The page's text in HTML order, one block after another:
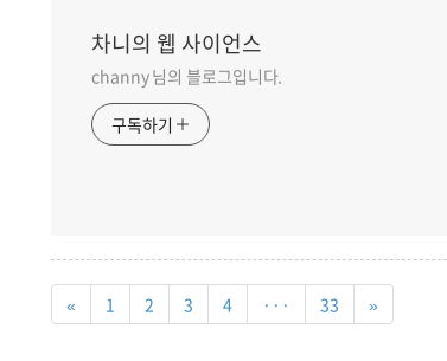
차니의 웹 사이언스
channy 님의 블로그입니다.
구독하기
« 1 2 3 4 ··· 33 »